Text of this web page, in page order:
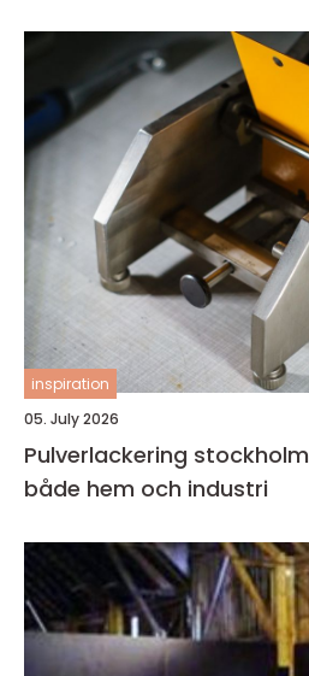
inspiration
05. July 2026
Pulverlackering stockholm hållbara ytor för
både hem och industri